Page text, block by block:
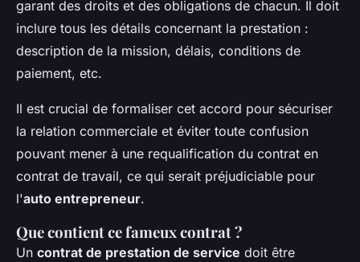
garant des droits et des obligations de chacun. Il doit
inclure tous les détails concernant la prestation :
description de la mission, délais, conditions de
paiement, etc.
Il est crucial de formaliser cet accord pour sécuriser
la relation commerciale et éviter toute confusion
pouvant mener à une requalification du contrat en
contrat de travail, ce qui serait préjudiciable pour
l'auto entrepreneur.
Que contient ce fameux contrat ?
Un contrat de prestation de service doit être